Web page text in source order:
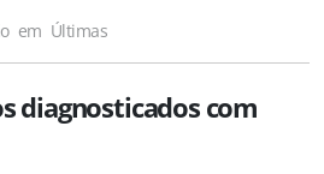
em Últimas
diagnosticados com